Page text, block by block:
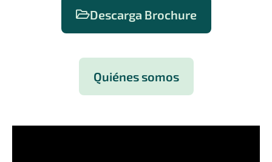
Descarga Brochure
Quiénes somos